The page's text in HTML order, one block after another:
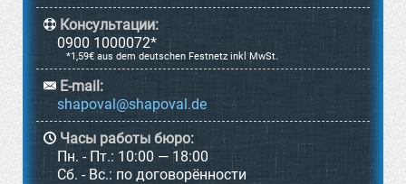
Консультации:
0900 1000072*
*1,59€ aus dem deutschen Festnetz inkl MwSt.
E-mail:
Часы работы бюро:
Пн. - Пт.: 10:00 — 18:00
Cб. - Вс.: по договорённости